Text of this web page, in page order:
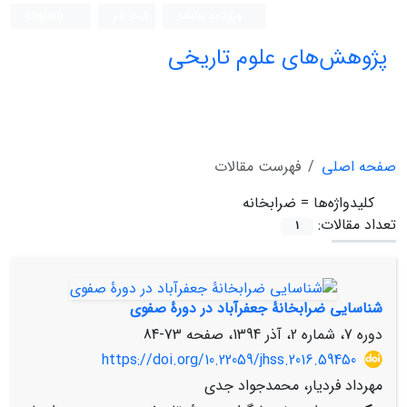
پژوهش‌های علوم تاریخی
صفحه اصلی
فهرست مقالات
کلیدواژه‌ها = ضرابخانه
تعداد مقالات:
1
شناسایی ضرابخانۀ جعفرآباد در دورۀ صفوی
دوره 7، شماره 2، آذر 1394، صفحه
73-84
https://doi.org/10.22059/jhss.2016.59450
مهرداد فردیار، محمدجواد جدی